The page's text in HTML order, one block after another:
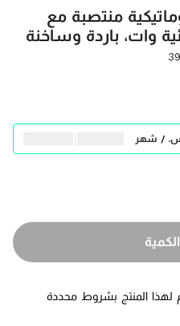
منتصبة مع
وات، باردة وساخنة